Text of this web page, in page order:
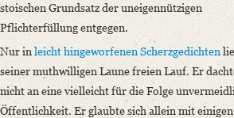
stoischen Grundsatz der uneigennützigen
Pflichterfüllung entgegen.
Nur inleicht hingeworfenen Scherzgedichten
seiner muthwilligen Laune freien Lauf. Er
nicht an eine vielleicht für die Folge
Öffentlichkeit. Er glaubte sich allein mit einigen